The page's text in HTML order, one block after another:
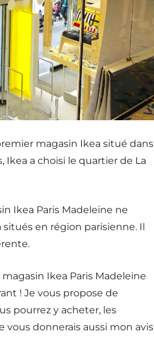
magasin Ikea situé dans
Ikea a choisi le quartier de La
Ikea Paris Madeleine ne
en région parisienne. Il
Ikea Paris Madeleine
! Je vous propose de
pourrez y acheter, les
vous donnerais aussi mon avis